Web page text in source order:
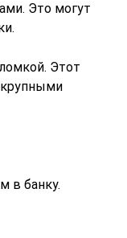
Это могут
Этот
в банку.